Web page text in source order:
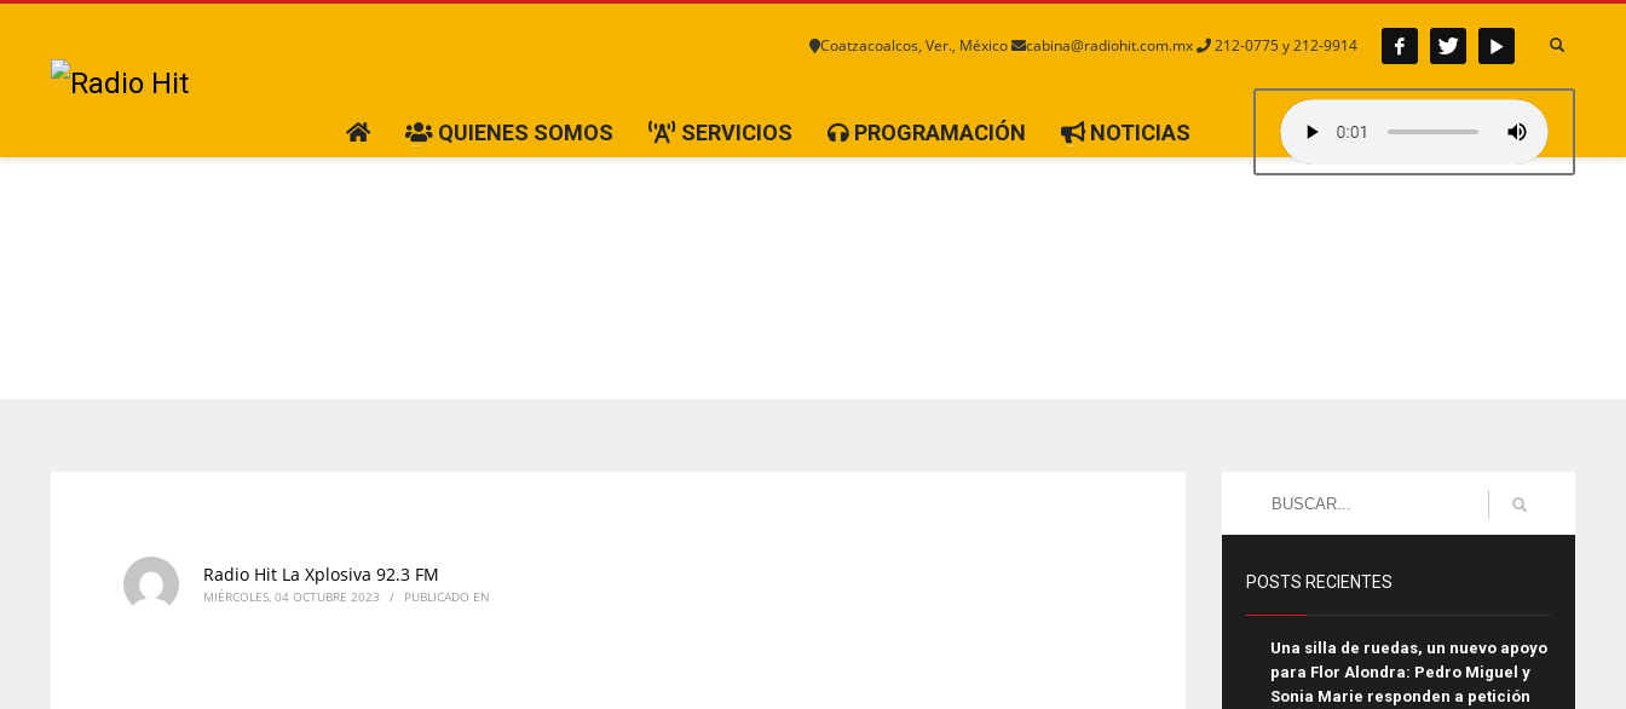
Coatzacoalcos, Ver., México cabina@radiohit.com.mx 212-0775 y 212-9914
QUIENES SOMOS SERVICIOS PROGRAMACIÓN NOTICIAS
Radio Hit La Xplosiva 92.3 FM
MIÉRCOLES, 04 OCTUBRE 2023 / PUBLICADO EN
POSTS RECIENTES
Una silla de ruedas, un nuevo apoyo
para Flor Alondra: Pedro Miguel y
Sonia Marie responden a petición